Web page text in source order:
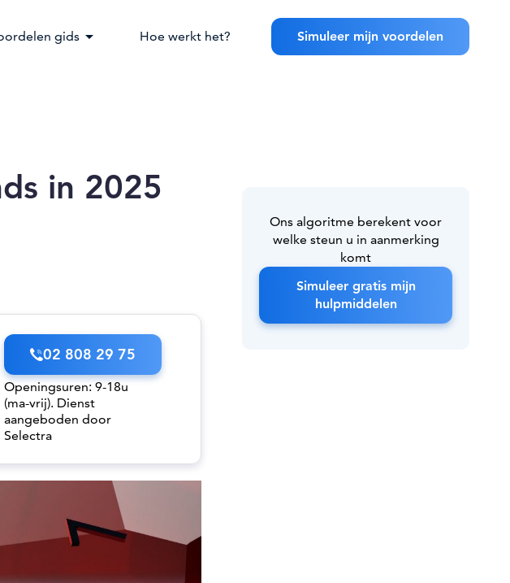
gids arrow_drop_down Hoe werkt het? Simuleer mijn voordelen
in 2025
02 808 29 75
Openingsuren: 9-18u
(ma-vrij). Dienst
aangeboden door
Selectra
Ons algoritme berekent voor
welke steun u in aanmerking
komt
Simuleer gratis mijn
hulpmiddelen